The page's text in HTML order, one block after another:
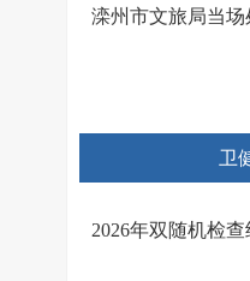
滦州市文旅局当
卫
2026年双随机检